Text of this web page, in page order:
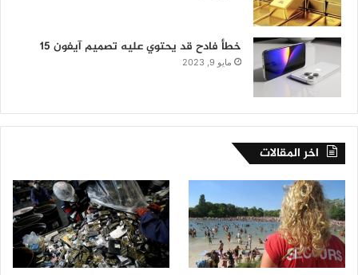
خطأ فادح قد يحتوي عليه تصميم آيفون 15
مايو 9, 2023
اخر المقالات